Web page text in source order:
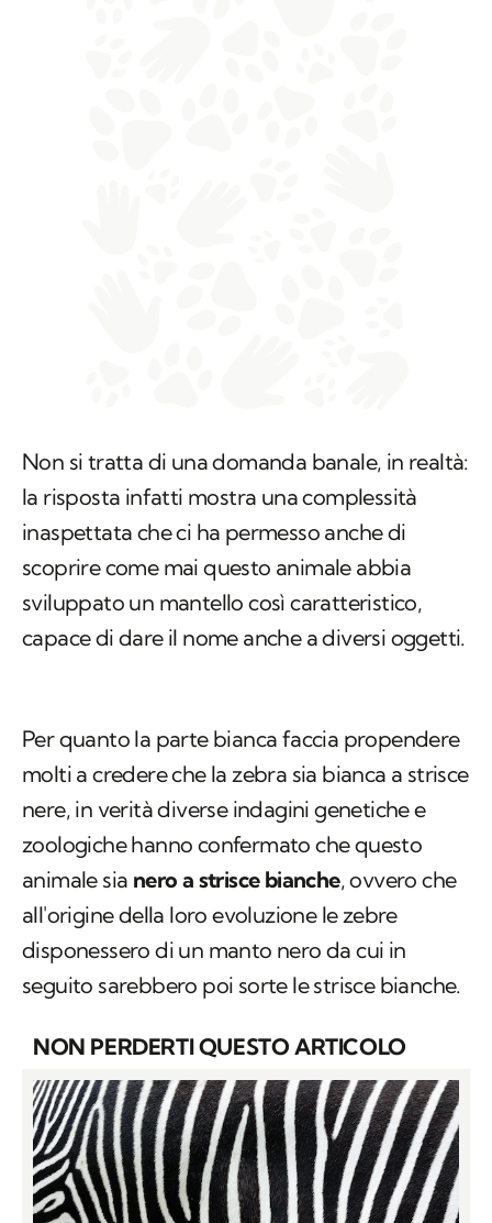
Non si tratta di una domanda banale, in realtà:
la risposta infatti mostra una complessità
inaspettata che ci ha permesso anche di
scoprire come mai questo animale abbia
sviluppato un mantello così caratteristico,
capace di dare il nome anche a diversi oggetti.
Per quanto la parte bianca faccia propendere
molti a credere che la zebra sia bianca a strisce
nere, in verità diverse indagini genetiche e
zoologiche hanno confermato che questo
animale sia nero a strisce bianche, ovvero che
all'origine della loro evoluzione le zebre
disponessero di un manto nero da cui in
seguito sarebbero poi sorte le strisce bianche.
NON PERDERTI QUESTO ARTICOLO